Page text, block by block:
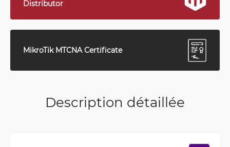
Distributor
MikroTik MTCNA Certificate
Description détaillée